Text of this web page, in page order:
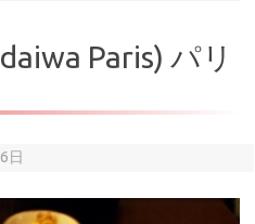
Paris) パリ
日